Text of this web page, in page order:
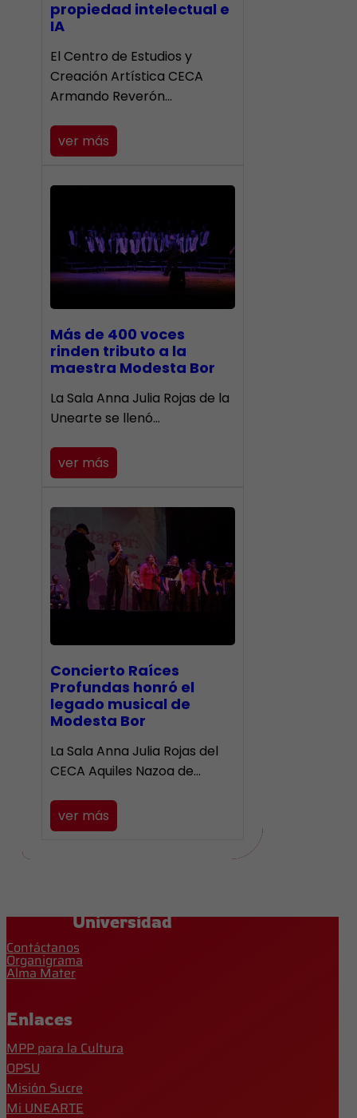
propiedad intelectual e
IA
El Centro de Estudios y
Creación Artística CECA
Armando Reverón…
ver más
Más de 400 voces
rinden tributo a la
maestra Modesta Bor
​La Sala Anna Julia Rojas de la
Unearte se llenó…
ver más
​Concierto Raíces
Profundas honró el
legado musical de
Modesta Bor
La Sala Anna Julia Rojas del
CECA Aquiles Nazoa de…
ver más
Universidad
Contáctanos
Organigrama
Alma Mater
Enlaces
MPP para la Cultura
OPSU
Misión Sucre
Mi UNEARTE